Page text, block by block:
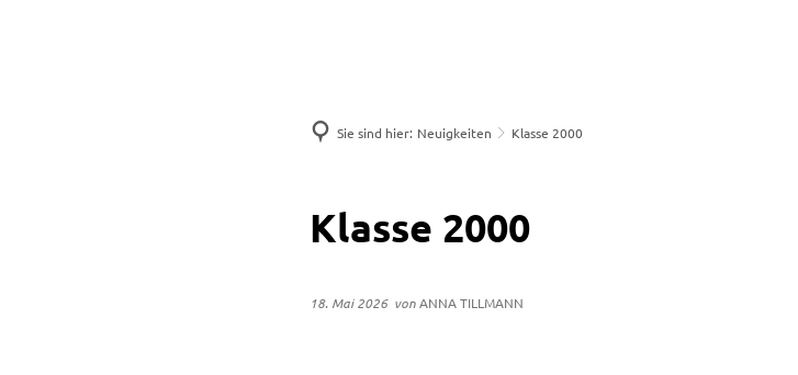
Sie sind hier: Neuigkeiten Klasse 2000
Klasse 2000
18. Mai 2026 vonANNA TILLMANN